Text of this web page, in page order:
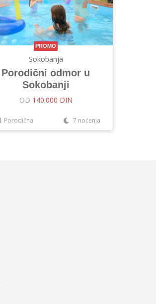
PROMO
Sokobanja
Porodični odmor u
Sokobanji
OD 140.000 DIN
Porodična 7 noćenja